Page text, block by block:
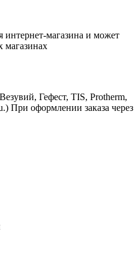
интернет-магазина и может
магазинах
Гефест, TIS, Protherm,
При оформлении заказа через